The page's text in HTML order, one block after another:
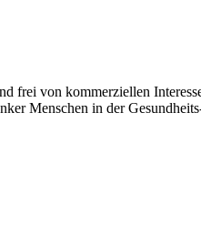
frei von kommerziellen
Menschen in der